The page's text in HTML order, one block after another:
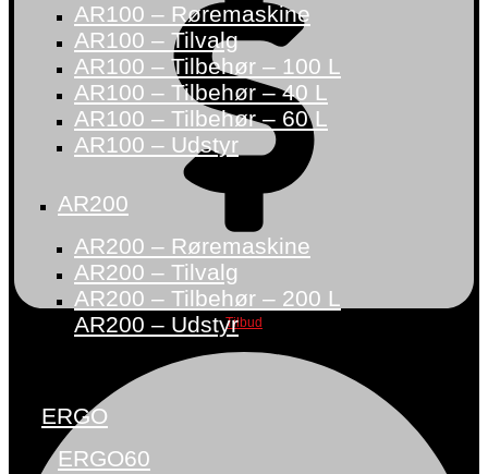
Tilbud
AR100 – Røremaskine
AR100 – Tilvalg
AR100 – Tilbehør – 100 L
AR100 – Tilbehør – 40 L
AR100 – Tilbehør – 60 L
AR100 – Udstyr
AR200
AR200 – Røremaskine
AR200 – Tilvalg
AR200 – Tilbehør – 200 L
AR200 – Udstyr
ERGO
ERGO60